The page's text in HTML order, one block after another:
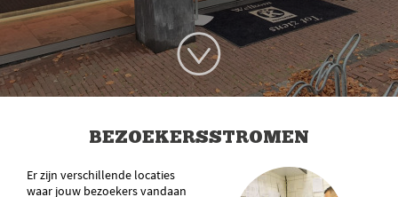
BEZOEKERSSTROMEN
Er zijn verschillende locaties
waar jouw bezoekers vandaan